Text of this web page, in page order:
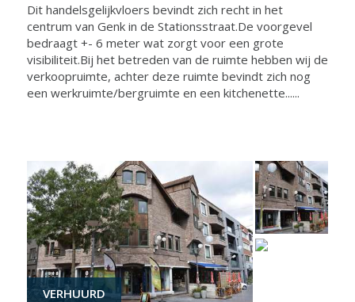
Dit handelsgelijkvloers bevindt zich recht in het
centrum van Genk in de Stationsstraat.De voorgevel
bedraagt +- 6 meter wat zorgt voor een grote
visibiliteit.Bij het betreden van de ruimte hebben wij de
verkoopruimte, achter deze ruimte bevindt zich nog
een werkruimte/bergruimte en een kitchenette......
VERHUURD